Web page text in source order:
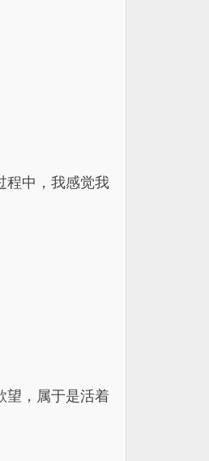
程中，我感觉我
望，属于是活着